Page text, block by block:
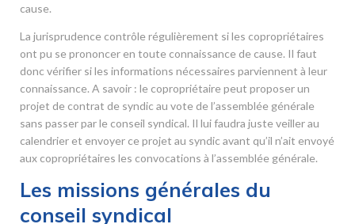
cause.
La jurisprudence contrôle régulièrement si les copropriétaires
ont pu se prononcer en toute connaissance de cause. Il faut
donc vérifier si les informations nécessaires parviennent à leur
connaissance. A savoir : le copropriétaire peut proposer un
projet de contrat de syndic au vote de l’assemblée générale
sans passer par le conseil syndical. Il lui faudra juste veiller au
calendrier et envoyer ce projet au syndic avant qu’il n’ait envoyé
aux copropriétaires les convocations à l’assemblée générale.
Les missions générales du
conseil syndical